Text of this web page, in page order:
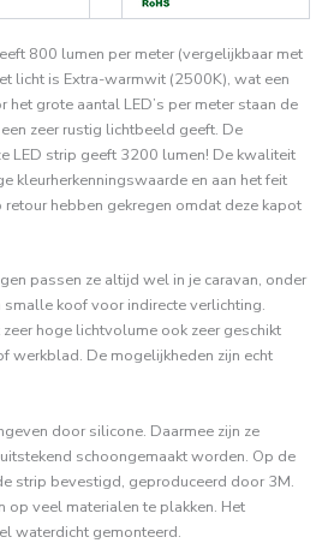
800 lumen per meter (vergelijkbaar met
licht is Extra-warmwit (2500K), wat een
het grote aantal LED’s per meter staan de
zeer rustig lichtbeeld geeft. De
LED strip geeft 3200 lumen! De kwaliteit
kleurherkenningswaarde en aan het feit
hebben gekregen omdat deze kapot
passen ze altijd wel in je caravan, onder
smalle koof voor indirecte verlichting.
hoge lichtvolume ook zeer geschikt
werkblad. De mogelijkheden zijn echt
door silicone. Daarmee zijn ze
schoongemaakt worden. Op de
strip bevestigd, geproduceerd door 3M.
op veel materialen te plakken. Het
waterdicht gemonteerd.